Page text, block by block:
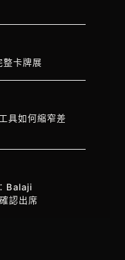
卡牌展
具如何縮窄差
Balaji
認出席